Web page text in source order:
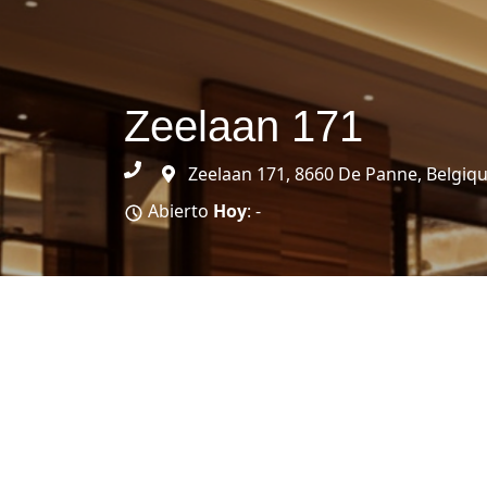
Zeelaan 171
Zeelaan 171, 8660 De Panne,
Abierto Hoy: -